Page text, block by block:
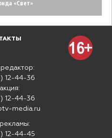
«Свет»
12-44-36
12-44-36
media.ru
12-44-45